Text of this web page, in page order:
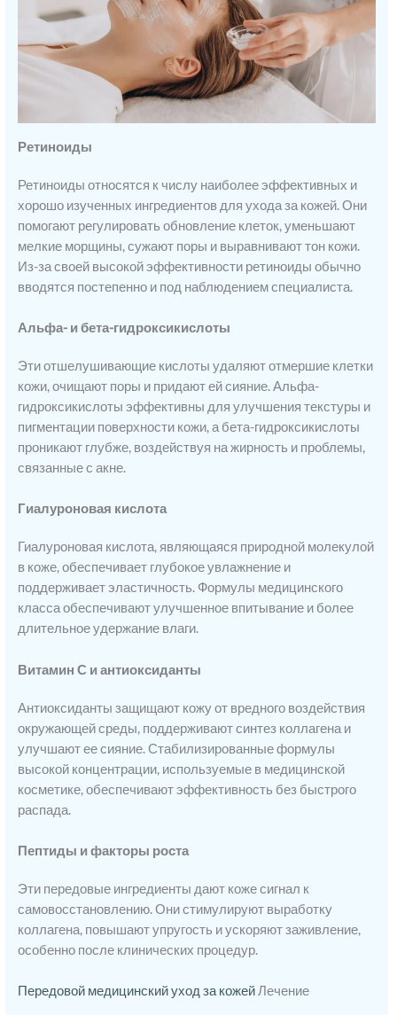
Ретиноиды
Ретиноиды относятся к числу наиболее эффективных и
хорошо изученных ингредиентов для ухода за кожей. Они
помогают регулировать обновление клеток, уменьшают
мелкие морщины, сужают поры и выравнивают тон кожи.
Из-за своей высокой эффективности ретиноиды обычно
вводятся постепенно и под наблюдением специалиста.
Альфа- и бета-гидроксикислоты
Эти отшелушивающие кислоты удаляют отмершие клетки
кожи, очищают поры и придают ей сияние. Альфа-
гидроксикислоты эффективны для улучшения текстуры и
пигментации поверхности кожи, а бета-гидроксикислоты
проникают глубже, воздействуя на жирность и проблемы,
связанные с акне.
Гиалуроновая кислота
Гиалуроновая кислота, являющаяся природной молекулой
в коже, обеспечивает глубокое увлажнение и
поддерживает эластичность. Формулы медицинского
класса обеспечивают улучшенное впитывание и более
длительное удержание влаги.
Витамин С и антиоксиданты
Антиоксиданты защищают кожу от вредного воздействия
окружающей среды, поддерживают синтез коллагена и
улучшают ее сияние. Стабилизированные формулы
высокой концентрации, используемые в медицинской
косметике, обеспечивают эффективность без быстрого
распада.
Пептиды и факторы роста
Эти передовые ингредиенты дают коже сигнал к
самовосстановлению. Они стимулируют выработку
коллагена, повышают упругость и ускоряют заживление,
особенно после клинических процедур.
Передовой медицинский уход за кожей Лечение